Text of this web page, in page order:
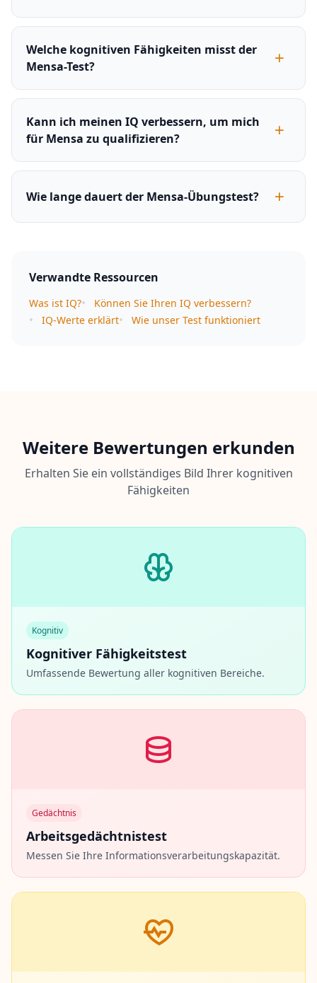
Welche kognitiven Fähigkeiten misst der
Mensa-Test?
Kann ich meinen IQ verbessern, um mich
für Mensa zu qualifizieren?
Wie lange dauert der Mensa-Übungstest?
Verwandte Ressourcen
Was ist IQ?• Können Sie Ihren IQ verbessern?
• IQ-Werte erklärt• Wie unser Test funktioniert
Weitere Bewertungen erkunden
Erhalten Sie ein vollständiges Bild Ihrer kognitiven
Fähigkeiten
Kognitiv
Kognitiver Fähigkeitstest
Umfassende Bewertung aller kognitiven Bereiche.
Gedächtnis
Arbeitsgedächtnistest
Messen Sie Ihre Informationsverarbeitungskapazität.